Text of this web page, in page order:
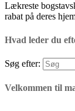
Lækreste
rabat på deres
Hvad leder du
Søg efter:
Velkommen til